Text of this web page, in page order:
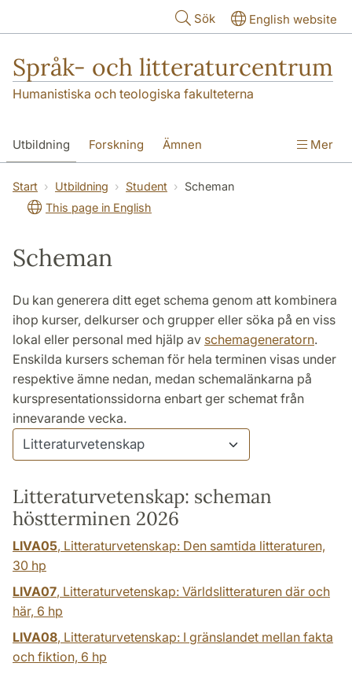
Sök English website
Språk- och litteraturcentrum
Humanistiska och teologiska fakulteterna
Utbildning Forskning Ämnen
SOL-husen Kontakt Institutionen
översättning till svenska
Mer
Start Utbildning Student
Scheman
This page in English
Scheman
Du kan generera ditt eget schema genom att kombinera
ihop kurser, delkurser och grupper eller söka på en viss
lokal eller personal med hjälp av schemageneratorn.
Enskilda kursers scheman för hela terminen visas under
respektive ämne nedan, medan schemalänkarna på
kurspresentationssidorna enbart ger schemat från
innevarande vecka.
Litteraturvetenskap: scheman
höstterminen 2026
LIVA05, Litteraturvetenskap: Den samtida litteraturen,
30 hp
LIVA07, Litteraturvetenskap: Världslitteraturen där och
här, 6 hp
LIVA08, Litteraturvetenskap: I gränslandet mellan fakta
och fiktion, 6 hp